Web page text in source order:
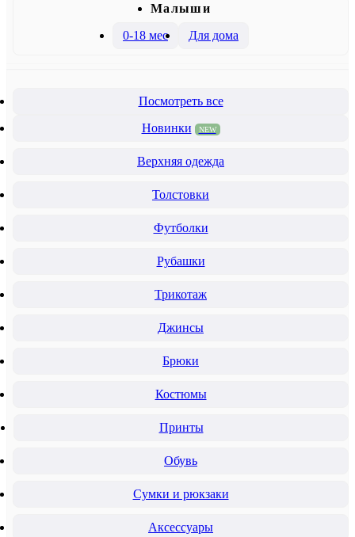
Малыши
0-18 мес
Для дома
Посмотреть все
Новинки
NEW
Верхняя одежда
Толстовки
Футболки
Рубашки
Трикотаж
Джинсы
Брюки
Костюмы
Принты
Обувь
Сумки и рюкзаки
Аксессуары